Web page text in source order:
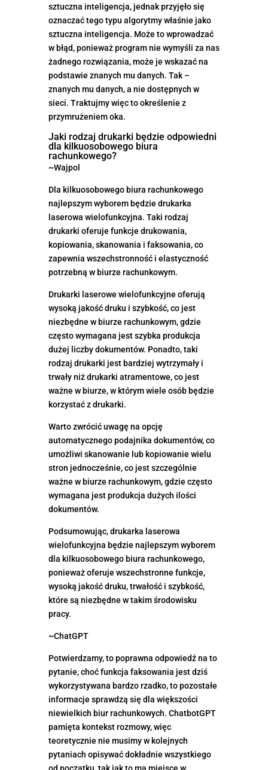
sztuczna inteligencja, jednak przyjęło się
oznaczać tego typu algorytmy właśnie jako
sztuczna inteligencja. Może to wprowadzać
w błąd, ponieważ program nie wymyśli za nas
żadnego rozwiązania, może je wskazać na
podstawie znanych mu danych. Tak –
znanych mu danych, a nie dostępnych w
sieci. Traktujmy więc to określenie z
przymrużeniem oka.
Jaki rodzaj drukarki będzie odpowiedni
dla kilkuosobowego biura
rachunkowego?
~Wajpol
Dla kilkuosobowego biura rachunkowego
najlepszym wyborem będzie drukarka
laserowa wielofunkcyjna. Taki rodzaj
drukarki oferuje funkcje drukowania,
kopiowania, skanowania i faksowania, co
zapewnia wszechstronność i elastyczność
potrzebną w biurze rachunkowym.
Drukarki laserowe wielofunkcyjne oferują
wysoką jakość druku i szybkość, co jest
niezbędne w biurze rachunkowym, gdzie
często wymagana jest szybka produkcja
dużej liczby dokumentów. Ponadto, taki
rodzaj drukarki jest bardziej wytrzymały i
trwały niż drukarki atramentowe, co jest
ważne w biurze, w którym wiele osób będzie
korzystać z drukarki.
Warto zwrócić uwagę na opcję
automatycznego podajnika dokumentów, co
umożliwi skanowanie lub kopiowanie wielu
stron jednocześnie, co jest szczególnie
ważne w biurze rachunkowym, gdzie często
wymagana jest produkcja dużych ilości
dokumentów.
Podsumowując, drukarka laserowa
wielofunkcyjna będzie najlepszym wyborem
dla kilkuosobowego biura rachunkowego,
ponieważ oferuje wszechstronne funkcje,
wysoką jakość druku, trwałość i szybkość,
które są niezbędne w takim środowisku
pracy.
~ChatGPT
Potwierdzamy, to poprawna odpowiedź na to
pytanie, choć funkcja faksowania jest dziś
wykorzystywana bardzo rzadko, to pozostałe
informacje sprawdzą się dla większości
niewielkich biur rachunkowych. ChatbotGPT
pamięta kontekst rozmowy, więc
teoretycznie nie musimy w kolejnych
pytaniach opisywać dokładnie wszystkiego